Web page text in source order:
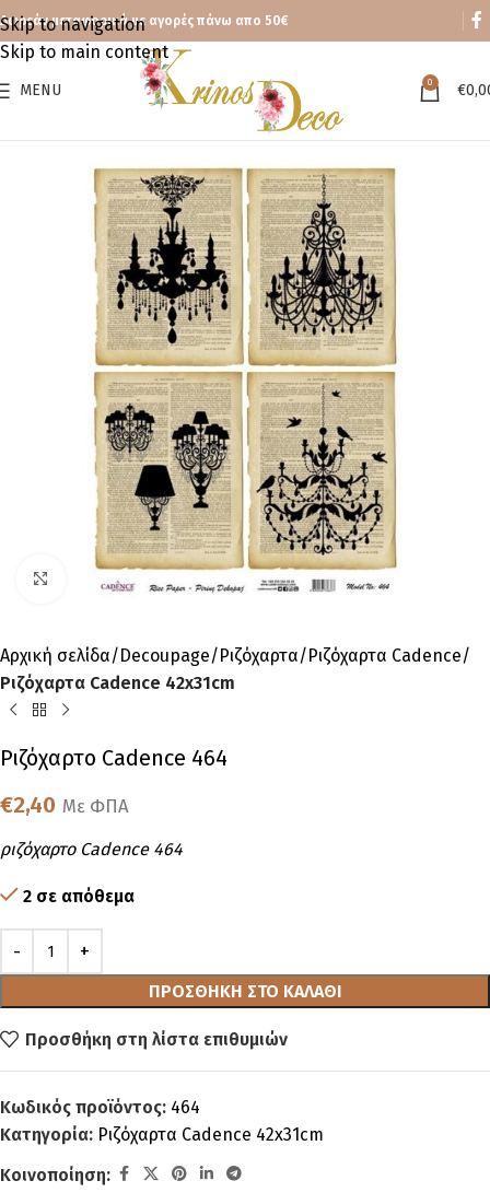
Skip to navigation
Skip to main content
Δωρεάν μεταφορικά με αγορές πάνω απο 50€
MENU 0 €
Click to enlarge
Αρχική σελίδα Decoupage Ριζόχαρτα Ριζόχαρτα Cadence
Ριζόχαρτα Cadence 42x31cm
Ριζόχαρτο Cadence 464
€2,40 Με ΦΠΑ
ριζόχαρτο Cadence 464
2 σε απόθεμα
ΠΡΟΣΘΉΚΗ ΣΤΟ ΚΑΛΆΘΙ
Προσθήκη στη λίστα επιθυμιών
Κωδικός προϊόντος: 464
Κατηγορία: Ριζόχαρτα Cadence 42x31cm
Κοινοποίηση: